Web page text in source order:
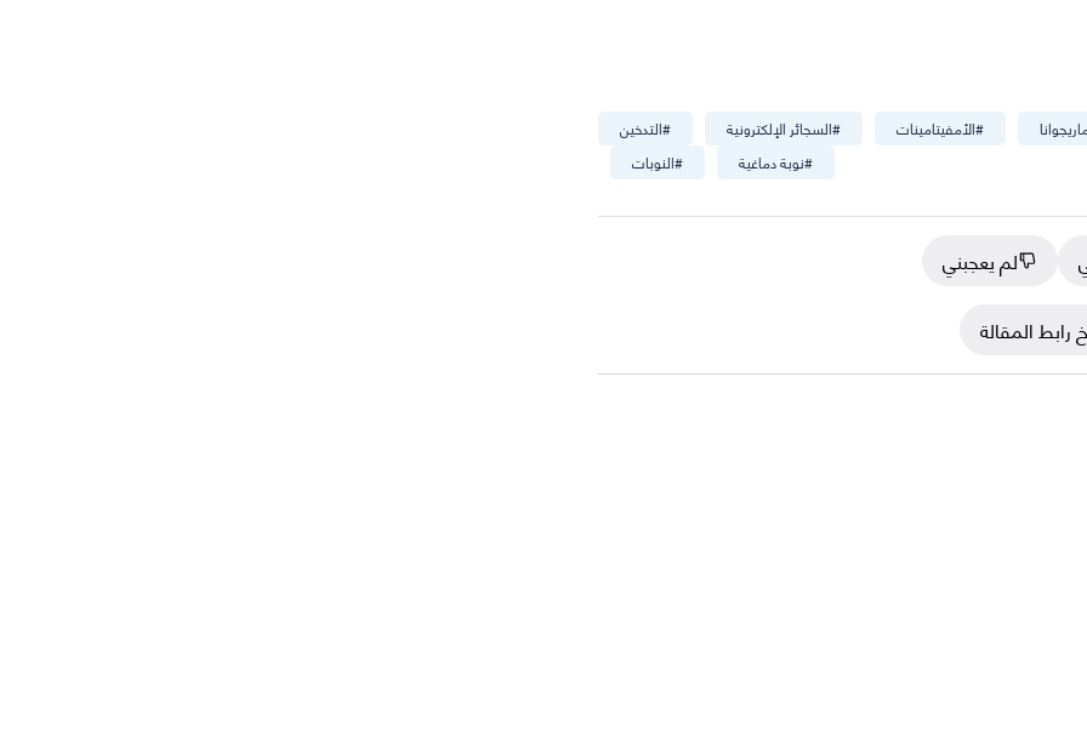
#التدخين #السجائر الإلكترونية #الأمفيتامينات
#النوبات #نوبة دماغية
لم يعجبني
رابط المقالة